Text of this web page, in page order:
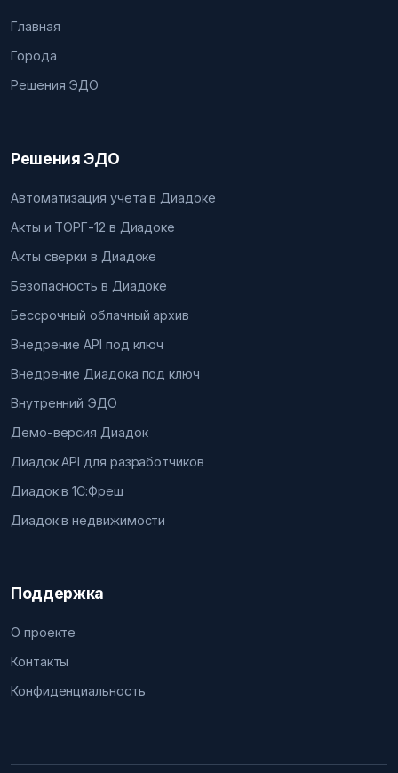
Главная
Города
Решения ЭДО
Решения ЭДО
Автоматизация учета в Диадоке
Акты и ТОРГ-12 в Диадоке
Акты сверки в Диадоке
Безопасность в Диадоке
Бессрочный облачный архив
Внедрение API под ключ
Внедрение Диадока под ключ
Внутренний ЭДО
Демо-версия Диадок
Диадок API для разработчиков
Диадок в 1С:Фреш
Диадок в недвижимости
Поддержка
О проекте
Контакты
Конфиденциальность